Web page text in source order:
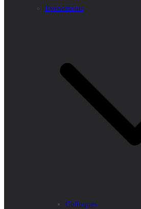
Evenements
Colloques